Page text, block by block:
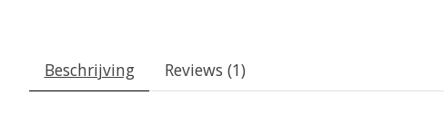
Beschrijving Reviews (1)